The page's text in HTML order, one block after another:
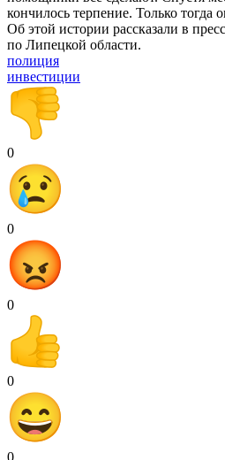
кончилось терпение. Только тогда
Об этой истории рассказали в
по Липецкой области.
полиция
инвестиции
0
0
0
0
0